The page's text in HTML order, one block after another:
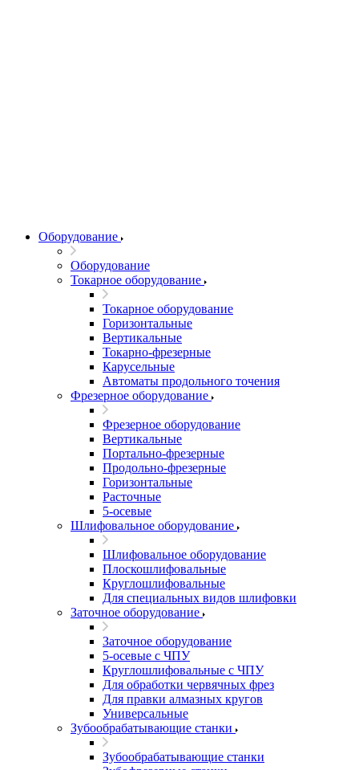
Оборудование
Оборудование
Токарное оборудование
Токарное оборудование
Горизонтальные
Вертикальные
Токарно-фрезерные
Карусельные
Автоматы продольного точения
Фрезерное оборудование
Фрезерное оборудование
Вертикальные
Портально-фрезерные
Продольно-фрезерные
Горизонтальные
Расточные
5-осевые
Шлифовальное оборудование
Шлифовальное оборудование
Плоскошлифовальные
Круглошлифовальные
Для специальных видов шлифовки
Заточное оборудование
Заточное оборудование
5-осевые с ЧПУ
Круглошлифовальные с ЧПУ
Для обработки червячных фрез
Для правки алмазных кругов
Универсальные
Зубообрабатывающие станки
Зубообрабатывающие станки